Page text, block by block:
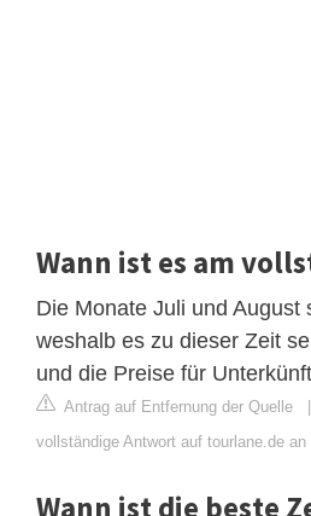
Wann ist es am
Die Monate Juli und August
weshalb es zu dieser Zeit
und die Preise für
Antrag auf Entfernung der Quelle
vollständige Antwort auf tourlane.de an
Wann ist die beste